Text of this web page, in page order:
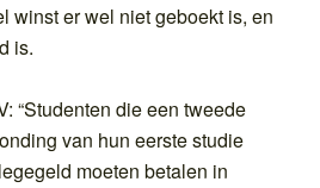
winst er wel niet geboekt is, en
is.
“Studenten die een tweede
van hun eerste studie
moeten betalen in